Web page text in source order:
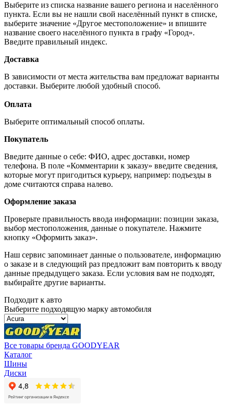
Выберите из списка название вашего региона и населённого
пункта. Если вы не нашли свой населённый пункт в списке,
выберите значение «Другое местоположение» и впишите
название своего населённого пункта в графу «Город».
Введите правильный индекс.
Доставка
В зависимости от места жительства вам предложат варианты
доставки. Выберите любой удобный способ.
Оплата
Выберите оптимальный способ оплаты.
Покупатель
Введите данные о себе: ФИО, адрес доставки, номер
телефона. В поле «Комментарии к заказу» введите сведения,
которые могут пригодиться курьеру, например: подъезды в
доме считаются справа налево.
Оформление заказа
Проверьте правильность ввода информации: позиции заказа,
выбор местоположения, данные о покупателе. Нажмите
кнопку «Оформить заказ».
Наш сервис запоминает данные о пользователе, информацию
о заказе и в следующий раз предложит вам повторить к вводу
данные предыдущего заказа. Если условия вам не подходят,
выбирайте другие варианты.
Подходит к авто
Выберите подходящую марку автомобиля
Все товары бренда GOODYEAR
Каталог
Шины
Диски